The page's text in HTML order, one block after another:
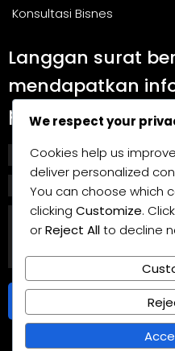
Konsultasi Bisnes
Langgan surat
mendapatkan
panduan
We respect your
Cookies help us
deliver personalized
You can choose which
clicking Customize. Click
orReject Allto decline